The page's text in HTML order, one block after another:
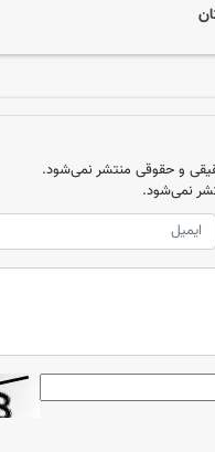
و حقوقی منتشر نمی‌شود.
نمی‌شود.